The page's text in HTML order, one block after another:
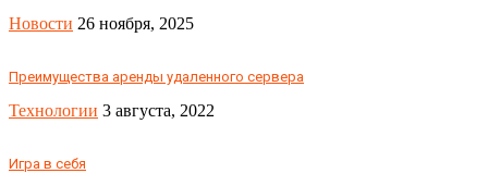
Новости 26 ноября, 2025
Преимущества аренды удаленного сервера
Технологии 3 августа, 2022
Игра в себя